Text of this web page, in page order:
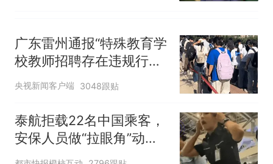
广东雷州通报“特殊教育学
校教师招聘存在违规行
为”：已启动问责程序 副
央视新闻客户端 3048跟贴
泰航拒载22名中国乘客，
安保人员做“拉眼角”动
作，泰国机场最新回应：